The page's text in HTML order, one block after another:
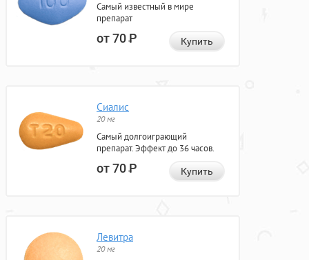
Самый известный в мире
препарат
от 70Р Купить
Сиалис
20 мг
Самый долгоиграющий
препарат. Эффект до 36 часов.
от 70Р Купить
Левитра
20 мг